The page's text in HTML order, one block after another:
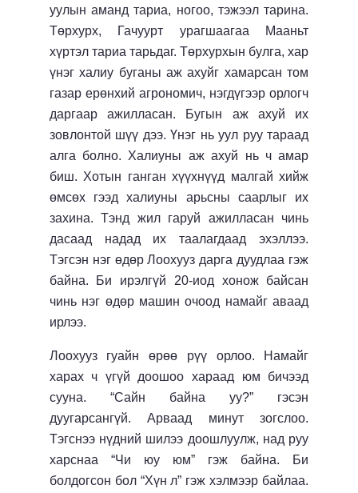
уулын аманд тариа, ногоо, тэжээл тарина.
Төрхурх, Гачуурт урагшаагаа Мааньт
хүртэл тариа тарьдаг. Төрхурхын булга, хар
үнэг халиу буганы аж ахуйг хамарсан том
газар ерөнхий агрономич, нэгдүгээр орлогч
даргаар ажилласан. Бугын аж ахуй их
зовлонтой шүү дээ. Үнэг нь уул руу тараад
алга болно. Халиуны аж ахуй нь ч амар
биш. Хотын ганган хүүхнүүд малгай хийж
өмсөх гээд халиуны арьсны саарлыг их
захина. Тэнд жил гаруй ажилласан чинь
дасаад надад их таалагдаад эхэллээ.
Тэгсэн нэг өдөр Лоохууз дарга дуудлаа гэж
байна. Би ирэлгүй 20-иод хонож байсан
чинь нэг өдөр машин очоод намайг аваад
ирлээ.
Лоохууз гуайн өрөө рүү орлоо. Намайг
харах ч үгүй доошоо хараад юм бичээд
сууна. “Сайн байна уу?” гэсэн
дуугарсангүй. Арваад минут зогслоо.
Тэгснээ нүдний шилээ доошлуулж, над руу
харснаа “Чи юу юм” гэж байна. Би
болдогсон бол “Хүн л” гэж хэлмээр байлаа.